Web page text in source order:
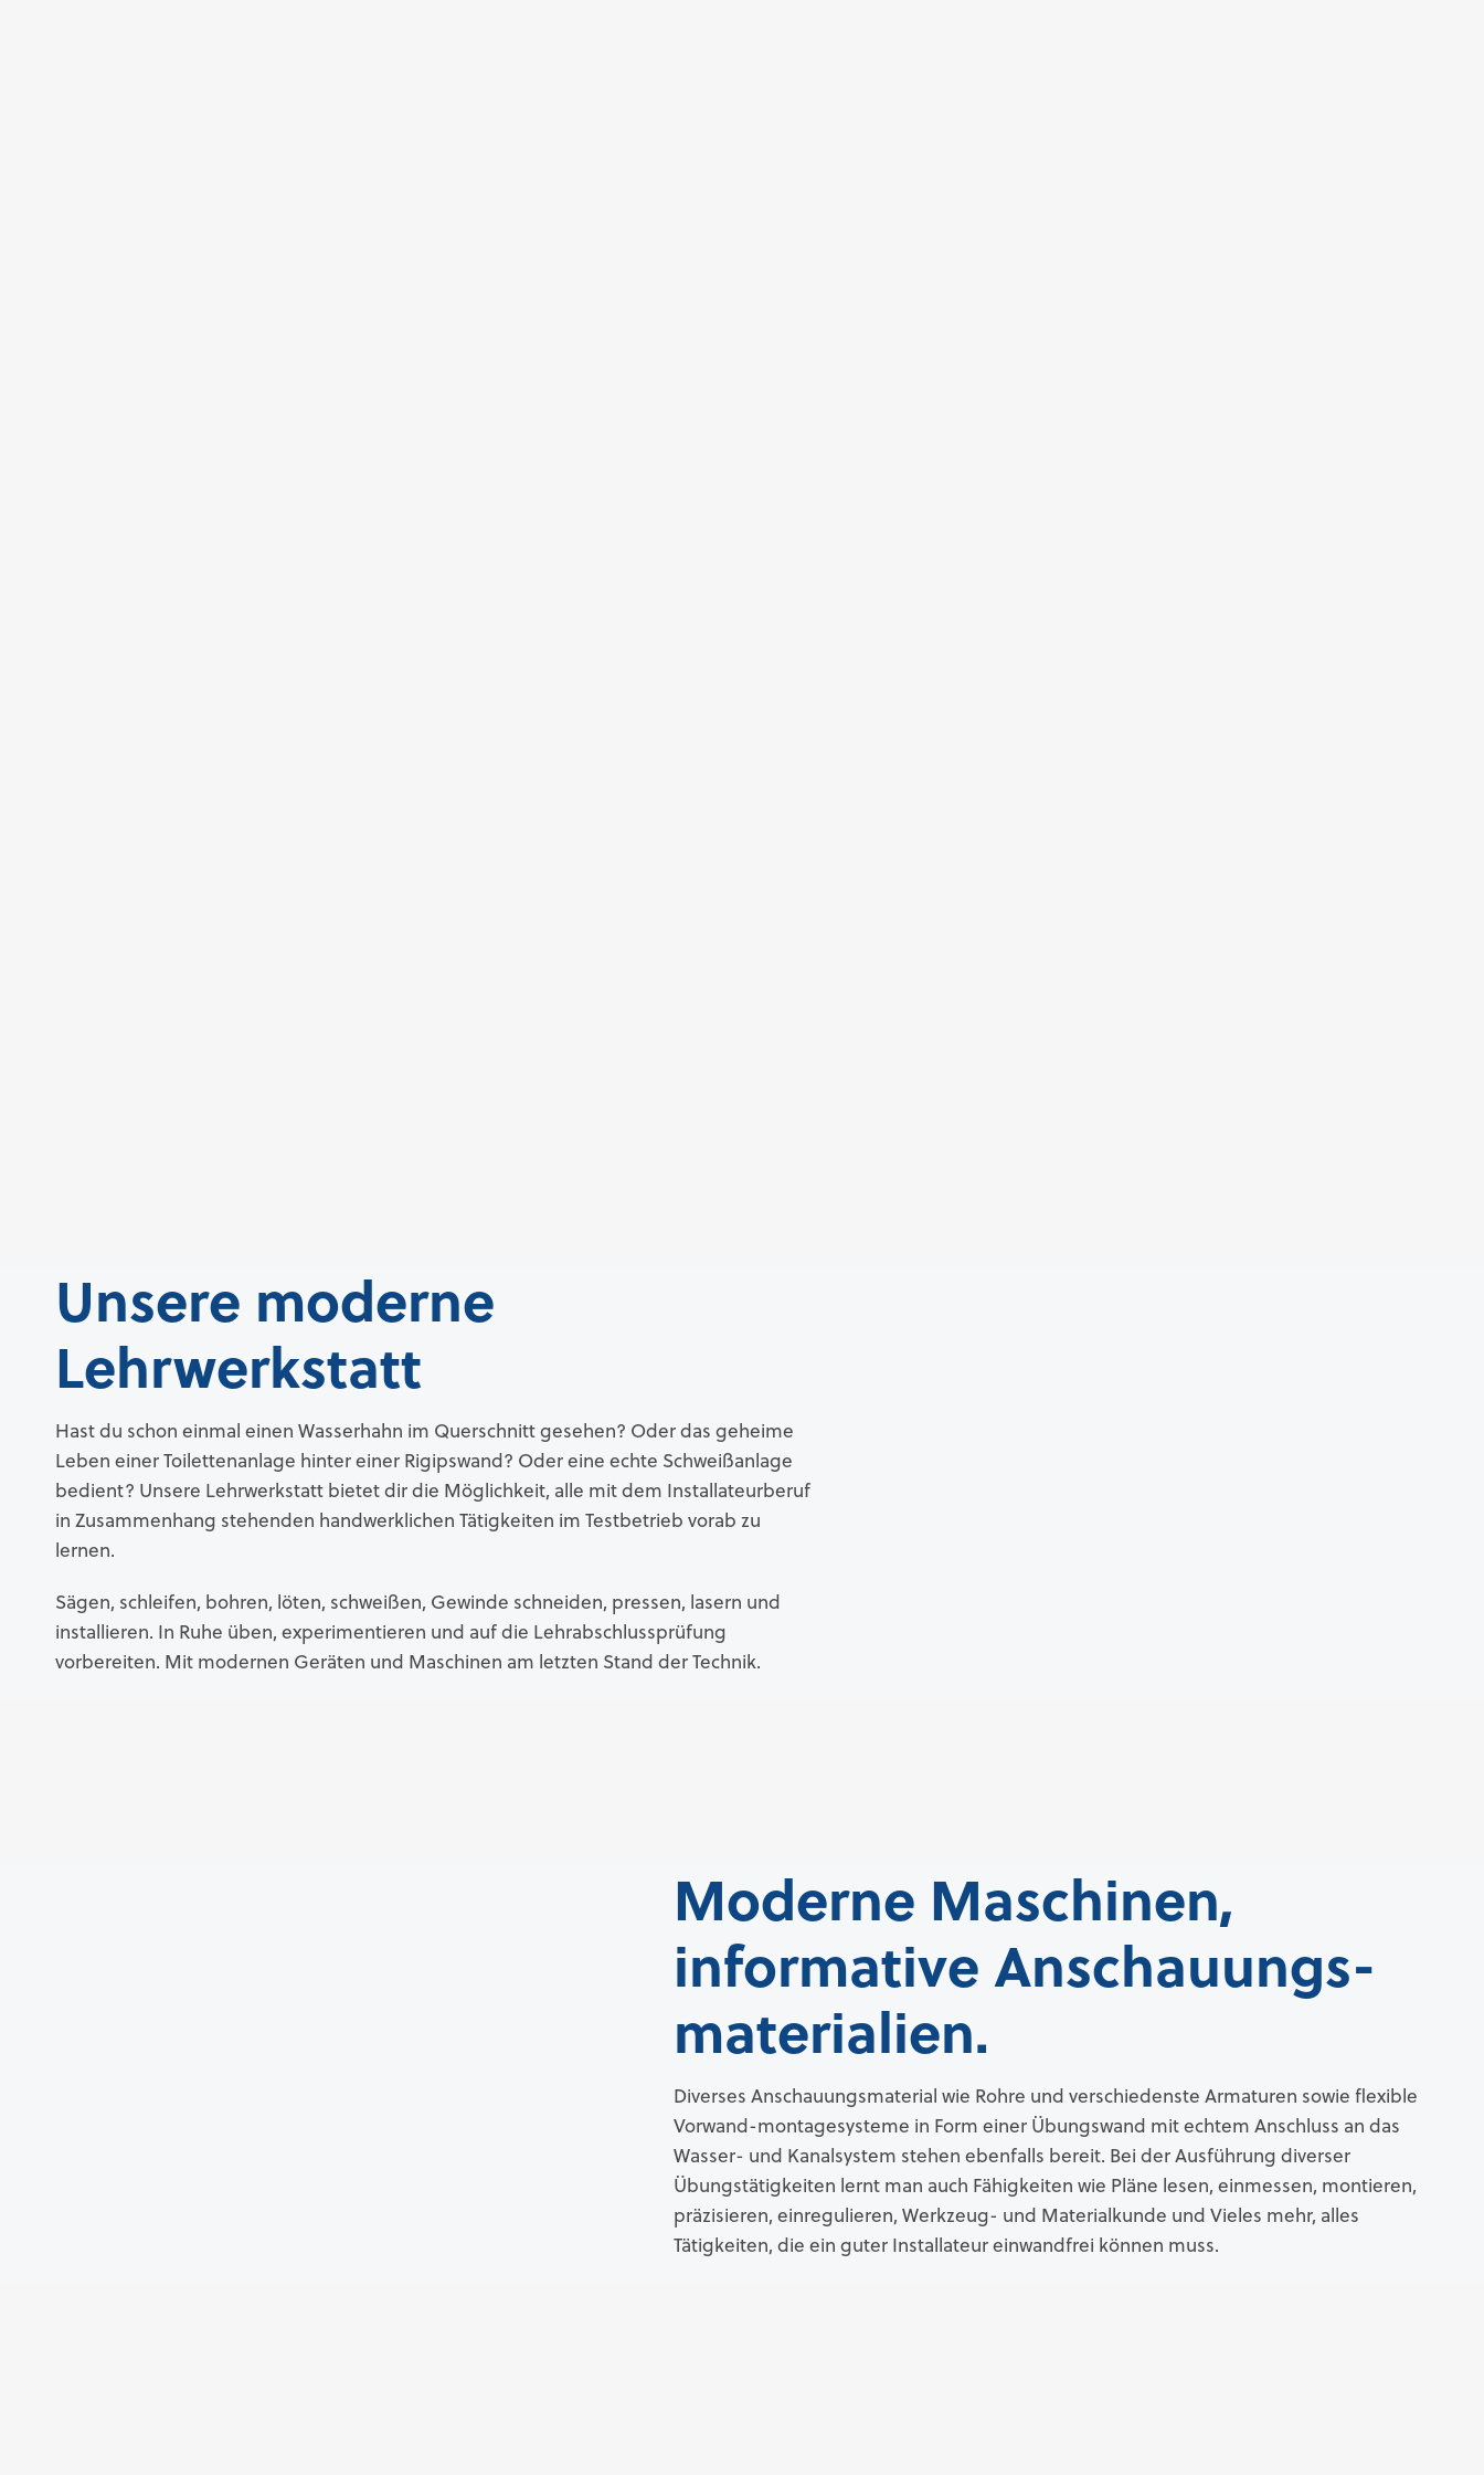
Unsere moderne
Lehrwerkstatt
Hast du schon einmal einen Wasserhahn im Querschnitt gesehen? Oder das geheime
Leben einer Toilettenanlage hinter einer Rigipswand? Oder eine echte Schweißanlage
bedient? Unsere Lehrwerkstatt bietet dir die Möglichkeit, alle mit dem Installateurberuf
in Zusammenhang stehenden handwerklichen Tätigkeiten im Testbetrieb vorab zu
lernen.
Sägen, schleifen, bohren, löten, schweißen, Gewinde schneiden, pressen, lasern und
installieren. In Ruhe üben, experimentieren und auf die Lehrabschlussprüfung
vorbereiten. Mit modernen Geräten und Maschinen am letzten Stand der Technik.
Moderne Maschinen,
informative Anschauungs­
materialien.
Diverses Anschauungsmaterial wie Rohre und verschiedenste Armaturen sowie flexible
Vorwand-montagesysteme in Form einer Übungswand mit echtem Anschluss an das
Wasser- und Kanalsystem stehen ebenfalls bereit. Bei der Ausführung diverser
Übungstätigkeiten lernt man auch Fähigkeiten wie Pläne lesen, einmessen, montieren,
präzisieren, einregulieren, Werkzeug- und Materialkunde und Vieles mehr, alles
Tätigkeiten, die ein guter Installateur einwandfrei können muss.